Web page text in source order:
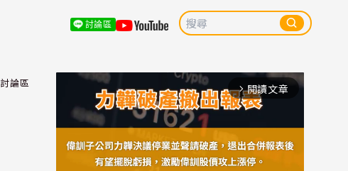
討論區
討論區 arrow_forward_ios 閱讀文章